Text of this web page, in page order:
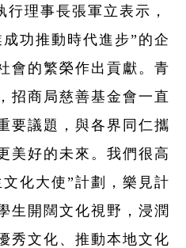
理事長張軍立表示，
功推動時代進步”的企
會的繁榮作出貢獻。青
招商局慈善基金會一直
要議題，與各界同仁攜
美好的未來。我們很高
化大使”計劃，樂見計
生開闊文化視野，浸潤
秀文化、推動本地文化